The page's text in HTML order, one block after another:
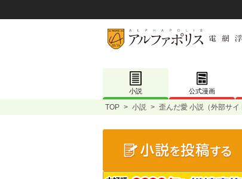
小説 公式漫画
TOP > 小説 > 歪んだ愛 小説（外部サイ